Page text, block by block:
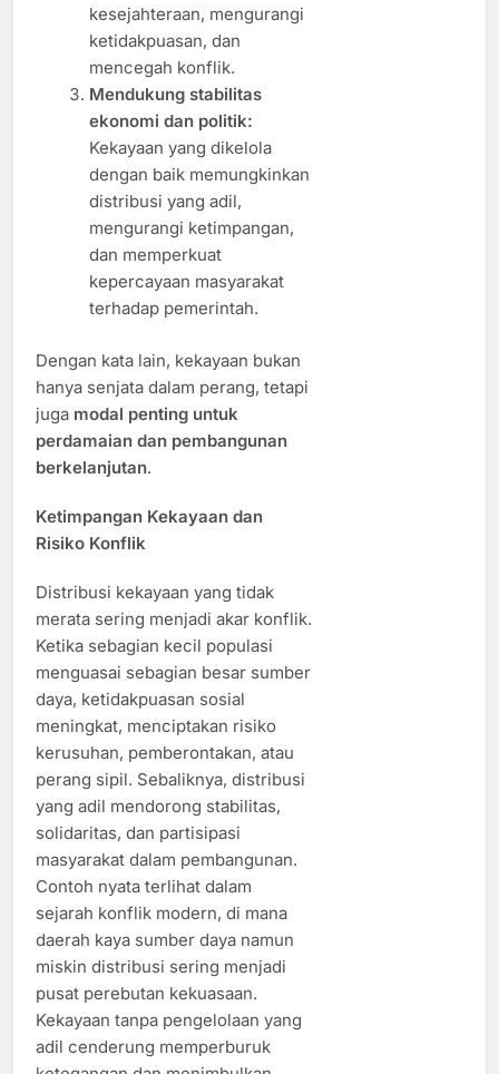
kesejahteraan, mengurangi
ketidakpuasan, dan
mencegah konflik.
Mendukung stabilitas
ekonomi dan politik:
Kekayaan yang dikelola
dengan baik memungkinkan
distribusi yang adil,
mengurangi ketimpangan,
dan memperkuat
kepercayaan masyarakat
terhadap pemerintah.
Dengan kata lain, kekayaan bukan
hanya senjata dalam perang, tetapi
juga modal penting untuk
perdamaian dan pembangunan
berkelanjutan.
Ketimpangan Kekayaan dan
Risiko Konflik
Distribusi kekayaan yang tidak
merata sering menjadi akar konflik.
Ketika sebagian kecil populasi
menguasai sebagian besar sumber
daya, ketidakpuasan sosial
meningkat, menciptakan risiko
kerusuhan, pemberontakan, atau
perang sipil. Sebaliknya, distribusi
yang adil mendorong stabilitas,
solidaritas, dan partisipasi
masyarakat dalam pembangunan.
Contoh nyata terlihat dalam
sejarah konflik modern, di mana
daerah kaya sumber daya namun
miskin distribusi sering menjadi
pusat perebutan kekuasaan.
Kekayaan tanpa pengelolaan yang
adil cenderung memperburuk